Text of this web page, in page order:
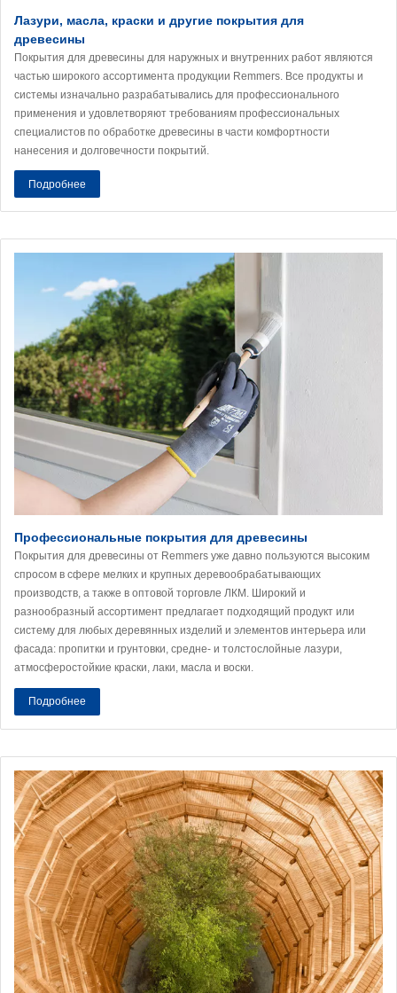
Лазури, масла, краски и другие покрытия для
древесины
Покрытия для древесины для наружных и внутренних работ являются
частью широкого ассортимента продукции Remmers. Все продукты и
системы изначально разрабатывались для профессионального
применения и удовлетворяют требованиям профессиональных
специалистов по обработке древесины в части комфортности
нанесения и долговечности покрытий.
Подробнее
Профессиональные покрытия для древесины
Покрытия для древесины от Remmers уже давно пользуются высоким
спросом в сфере мелких и крупных деревообрабатывающих
производств, а также в оптовой торговле ЛКМ. Широкий и
разнообразный ассортимент предлагает подходящий продукт или
систему для любых деревянных изделий и элементов интерьера или
фасада: пропитки и грунтовки, средне- и толстослойные лазури,
атмосферостойкие краски, лаки, масла и воски.
Подробнее